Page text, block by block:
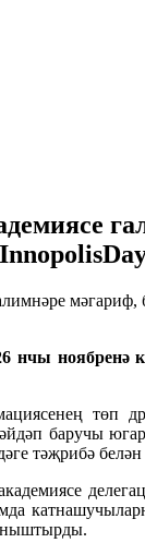
нчы ноябренә
төп
баручы
тәҗрибә